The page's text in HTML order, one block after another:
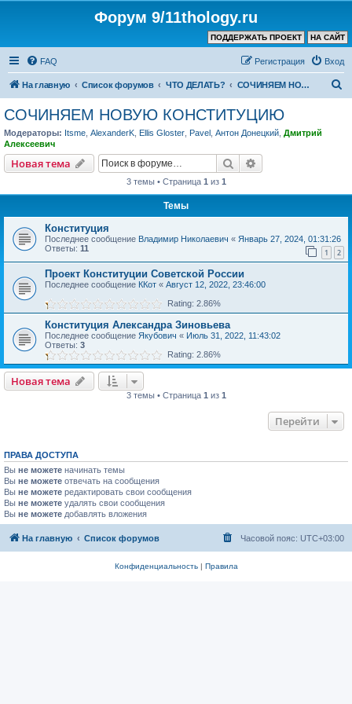
Форум 9/11thology.ru
НА САЙТ
ПОДДЕРЖАТЬ ПРОЕКТ
FAQ Вход
Регистрация
На главную Список форумов ЧТО ДЕЛАТЬ? СОЧИНЯЕМ НОВУЮ КОНСТИТУЦИЮ
СОЧИНЯЕМ НОВУЮ КОНСТИТУЦИЮ
Модераторы: Itsme AlexanderK Ellis Gloster Pavel Антон Донецкий Дмитрий
Алексеевич
Новая тема Поиск
3 темы • Страница 1 из 1
Темы
Конституция
Последнее сообщение Владимир Николаевич « Январь 27, 2024, 01:31:26
Ответы: 11 1 2
Проект Конституции Советской России
Последнее сообщение ККот « Август 12, 2022, 23:46:00
Rating: 2.86%
Конституция Александра Зиновьева
Последнее сообщение Якубович « Июль 31, 2022, 11:43:02
Ответы: 3
Rating: 2.86%
Новая тема
3 темы • Страница 1 из 1
Перейти
ПРАВА ДОСТУПА
Вы не можете начинать темы
Вы не можете отвечать на сообщения
Вы не можете редактировать свои сообщения
Вы не можете удалять свои сообщения
Вы не можете добавлять вложения
На главную Список форумов Часовой пояс: UTC+03:00
Конфиденциальность| Правила